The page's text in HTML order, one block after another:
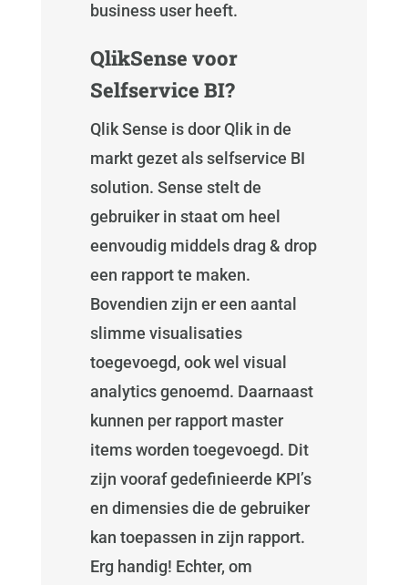
business user heeft.
QlikSense voor
Selfservice BI?
Qlik Sense is door Qlik in de
markt gezet als selfservice BI
solution. Sense stelt de
gebruiker in staat om heel
eenvoudig middels drag & drop
een rapport te maken.
Bovendien zijn er een aantal
slimme visualisaties
toegevoegd, ook wel visual
analytics genoemd. Daarnaast
kunnen per rapport master
items worden toegevoegd. Dit
zijn vooraf gedefinieerde KPI’s
en dimensies die de gebruiker
kan toepassen in zijn rapport.
Erg handig! Echter, om